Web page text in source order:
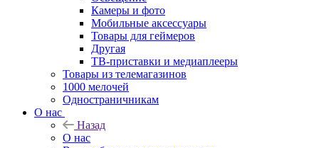
Камеры и фото
Мобильные аксессуары
Товары для геймеров
Другая
ТВ-приставки и медиаплееры
Товары из телемагазинов
1000 мелочей
Одностраничникам
О нас
Назад
О нас